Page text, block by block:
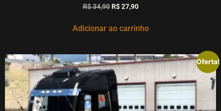
R$34,90 R$27,90
Adicionar ao carrinho
Oferta!